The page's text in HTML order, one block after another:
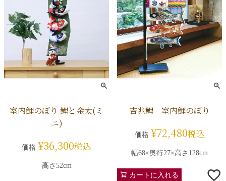
室内鯉のぼり 鯉と金太(ミ
ニ)
価格 ¥36,300税込
高さ52cm
吉兆鯉 室内鯉のぼり
価格 ¥72,480税込
幅68×奥行27×高さ128cm
カートに入れる